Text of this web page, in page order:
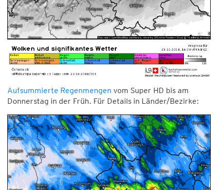
Aufsummierte Regenmengen vom Super HD bis am
Donnerstag in der Früh. Für Details in Länder/Bezirke: